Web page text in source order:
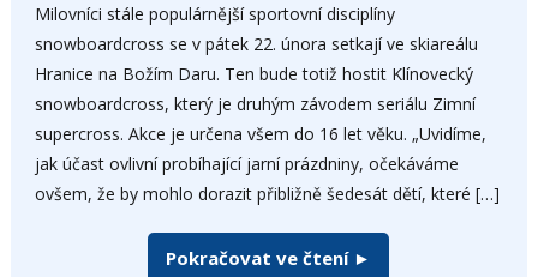
Milovníci stále populárnější sportovní disciplíny
snowboardcross se v pátek 22. února setkají ve skiareálu
Hranice na Božím Daru. Ten bude totiž hostit Klínovecký
snowboardcross, který je druhým závodem seriálu Zimní
supercross. Akce je určena všem do 16 let věku. „Uvidíme,
jak účast ovlivní probíhající jarní prázdniny, očekáváme
ovšem, že by mohlo dorazit přibližně šedesát dětí, které […]
Pokračovat ve čtení ►